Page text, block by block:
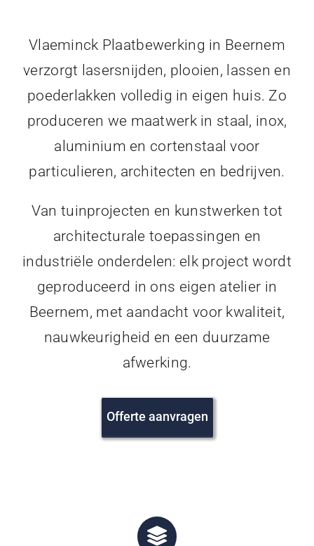
Vlaeminck Plaatbewerking in Beernem
verzorgt lasersnijden, plooien, lassen en
poederlakken volledig in eigen huis. Zo
produceren we maatwerk in staal, inox,
aluminium en cortenstaal voor
particulieren, architecten en bedrijven.
Van tuinprojecten en kunstwerken tot
architecturale toepassingen en
industriële onderdelen: elk project wordt
geproduceerd in ons eigen atelier in
Beernem, met aandacht voor kwaliteit,
nauwkeurigheid en een duurzame
afwerking.
Offerte aanvragen